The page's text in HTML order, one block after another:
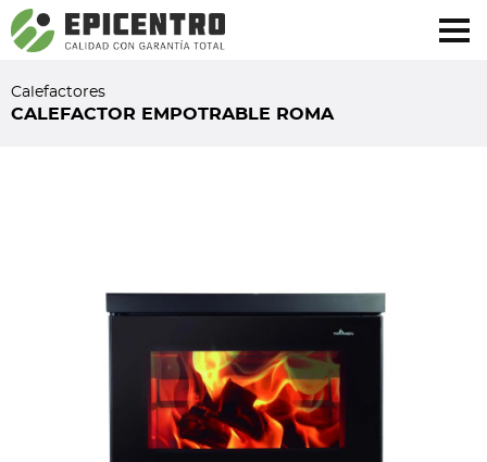
¿Olvidó su contraseña?Regístrese aquí
Calefactores
CALEFACTOR EMPOTRABLE ROMA